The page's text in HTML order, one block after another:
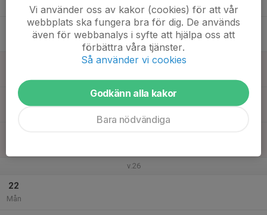
20
v.26
22
Mån
Vi använder oss av kakor (cookies) för att vår
webbplats ska fungera bra för dig. De används
även för webbanalys i syfte att hjälpa oss att
förbättra våra tjänster.
Så använder vi cookies
Godkänn alla kakor
Bara nödvändiga